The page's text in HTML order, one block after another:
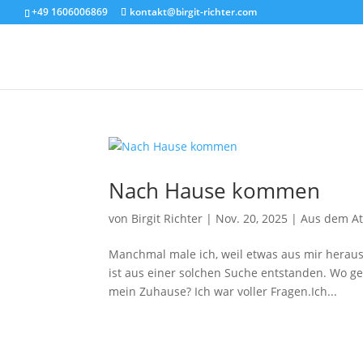
+49 1606006869 kontakt@birgit-richter.com
Nach Hause kommen
von Birgit Richter | Nov. 20, 2025 |Aus dem
Manchmal male ich, weil etwas aus mir
ist aus einer solchen Suche entstanden. Wo
mein Zuhause? Ich war voller Fragen.Ich...